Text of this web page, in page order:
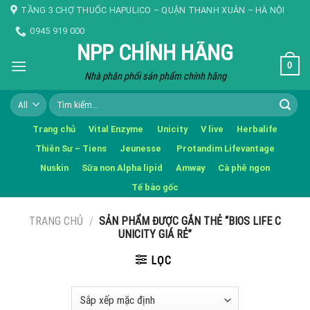
Skip TẦNG 3 CHỢ THUỐC HAPULICO – QUẬN THANH XUÂN – HÀ NỘI
0945 919 000
NPP CHÍNH HÃNG
Nhà phân phối sản phẩm chính hãng
0
Tìm
kiếm:
Trang chủ Vital Enzyme Unicity V live
Herbalife
Thiên Sư – Tiens
Jeunesse
Protandim Lifevantage
Nuskin
Sữa non Alpha lipid Amway
Cà phê ngon
Tế bào gốc
TRANG CHỦ / SẢN PHẨM ĐƯỢC GẮN THẺ “BIOS LIFE C
UNICITY GIÁ RẺ”
LỌC